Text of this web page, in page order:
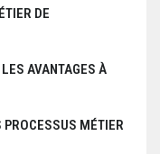
DE
AVANTAGES À
PROCESSUS MÉTIER